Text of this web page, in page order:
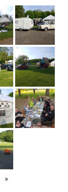
»